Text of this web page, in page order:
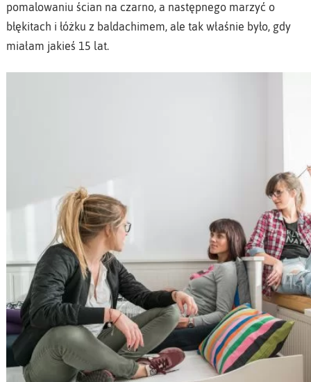
pomalowaniu ścian na czarno, a następnego marzyć o
błękitach i łóżku z baldachimem, ale tak właśnie było, gdy
miałam jakieś 15 lat.